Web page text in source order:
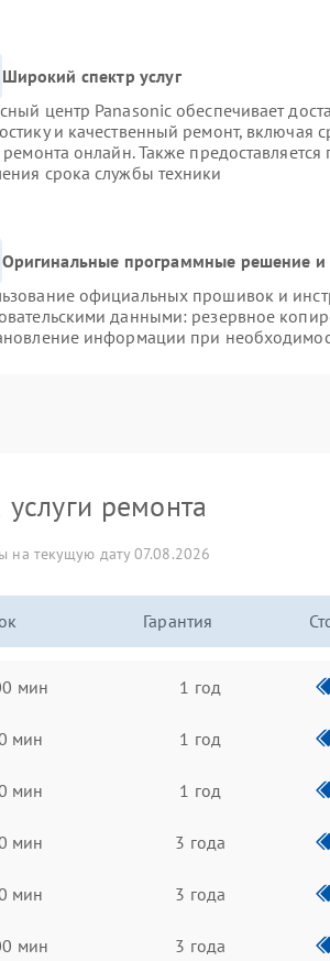
Широкий спектр услуг
центр Panasonic обеспечивает
и качественный ремонт, включая
ремонта онлайн. Также
срока службы техники
Оригинальные программные решение
официальных прошивок и
данными: резервное
информации при
ремонта
на текущую дату 07.08.2026
Гарантия
мин 1 год
мин 1 год
мин 1 год
мин 3 года
мин 3 года
мин 3 года